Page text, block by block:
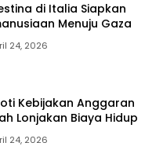
di Italia Siapkan
Menuju Gaza
24, 2026
Kebijakan Anggaran
Lonjakan Biaya Hidup
24, 2026